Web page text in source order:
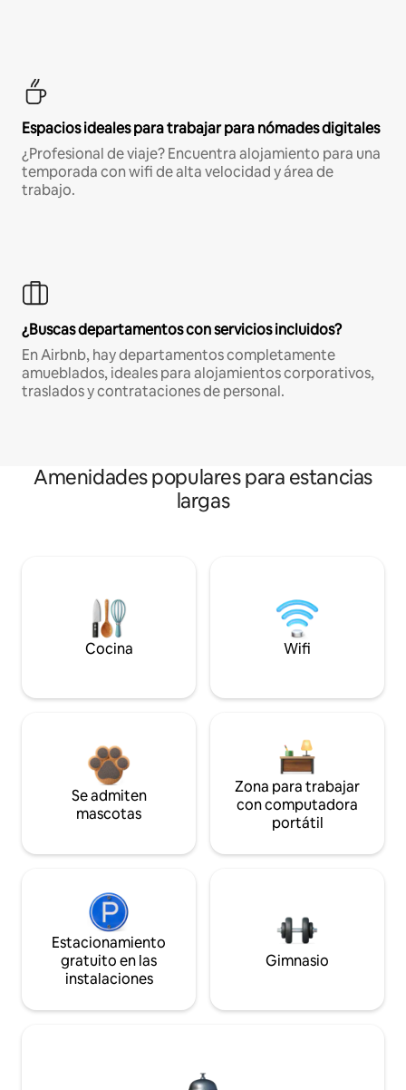
Espacios ideales para trabajar para nómades digitales
¿Profesional de viaje? Encuentra alojamiento para una
temporada con wifi de alta velocidad y área de
trabajo.
¿Buscas departamentos con servicios incluidos?
En Airbnb, hay departamentos completamente
amueblados, ideales para alojamientos corporativos,
traslados y contrataciones de personal.
Amenidades populares para estancias
largas
Cocina Wifi
Se admiten
mascotas
Zona para trabajar
con computadora
portátil
Estacionamiento
gratuito en las
instalaciones
Gimnasio